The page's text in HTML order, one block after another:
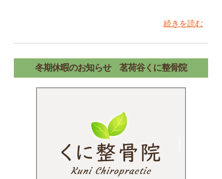
続きを読む
冬期休暇のお知らせ 茗荷谷くに整骨院